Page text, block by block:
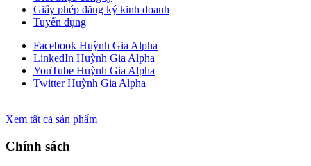
Giấy phép đăng ký kinh doanh
Tuyển dụng
Facebook Huỳnh Gia Alpha
LinkedIn Huỳnh Gia Alpha
YouTube Huỳnh Gia Alpha
Twitter Huỳnh Gia Alpha
Xem tất cả sản phẩm
Chính sách